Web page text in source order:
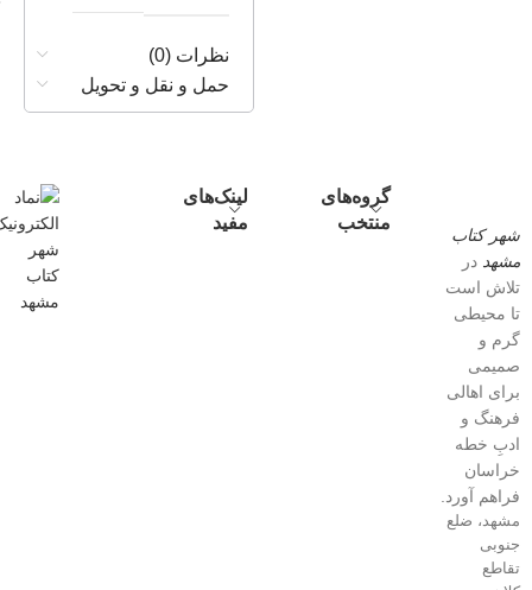
نظرات (0)
حمل و نقل و تحویل
شهر کتاب
مشهد در
تلاش است
تا محیطی
گرم و
صمیمی
برای اهالی
فرهنگ و
ادبِ خطه
خراسان
فراهم آورد.
مشهد، ضلع
جنوبی
تقاطع
گروه‌های
منتخب
لینک‌های
مفید